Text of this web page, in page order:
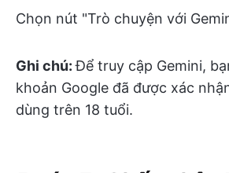
Chọn nút "Trò chuyện với
Ghi chú:Để truy cập Gemini,
khoản Google đã được xác
dùng trên 18 tuổi.